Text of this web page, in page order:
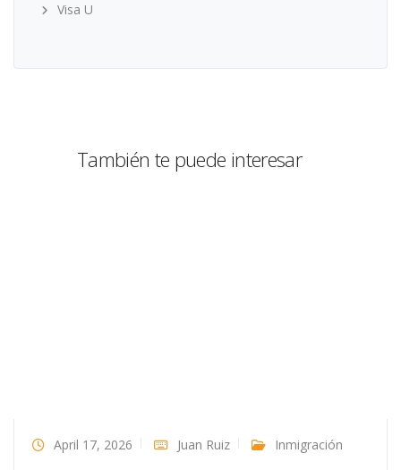
Visa U
También te puede interesar
April 17, 2026 Juan Ruiz Inmigración